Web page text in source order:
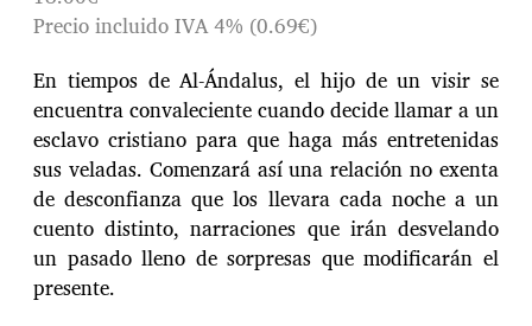
Precio incluido IVA 4% (0.69€)
En tiempos de Al-Ándalus, el hijo de un visir se
encuentra convaleciente cuando decide llamar a un
esclavo cristiano para que haga más entretenidas
sus veladas. Comenzará así una relación no exenta
de desconfianza que los llevara cada noche a un
cuento distinto, narraciones que irán desvelando
un pasado lleno de sorpresas que modificarán el
presente.